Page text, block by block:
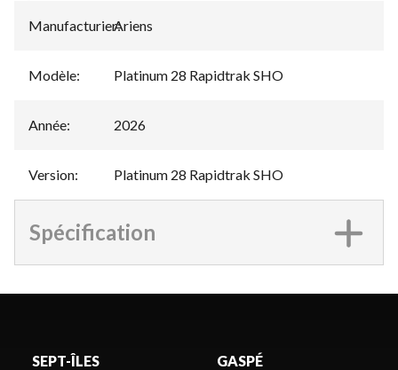
Manufacturier:
Ariens
Modèle: Platinum 28 Rapidtrak SHO
Année: 2026
Version: Platinum 28 Rapidtrak SHO
Spécification
SEPT-ÎLES GASPÉ